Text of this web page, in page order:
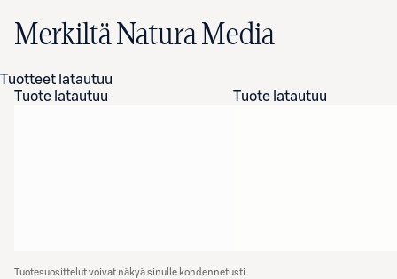
Merkiltä Natura Media
Tuotteet latautuu
Tuote latautuu
Tuote latautuu
Tuotesuosittelut voivat näkyä sinulle kohdennetusti